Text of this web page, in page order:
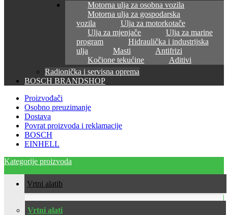
Motorna ulja za osobna vozila
Motorna ulja za gospodarska
vozila
Ulja za motorkotače
Ulja za mjenjače
Ulja za marine
program
Hidraulička i industrijska
ulja
Masti
Antifrizi
Kočione tekućine
Aditivi
Radionička i servisna oprema
BOSCH BRANDSHOP
Proizvođači
Osobno preuzimanje
Dostava
Povrat proizvoda i reklamacije
BOSCH
EINHELL
Kategorije proizvoda
Vrtni alati
Vrtni alati